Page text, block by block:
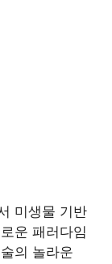
미생물 기반
운 패러다임
의 놀라운